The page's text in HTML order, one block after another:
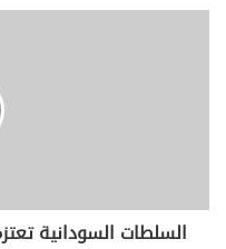
السلطات السودانية